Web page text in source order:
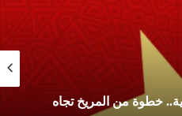
خطوة من المريخ تجاه